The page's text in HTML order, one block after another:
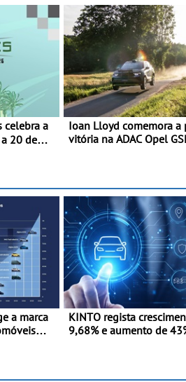
20 de
Ioan Lloyd comemora a
vitória na ADAC Opel
a marca
KINTO regista
9,68% e aumento de